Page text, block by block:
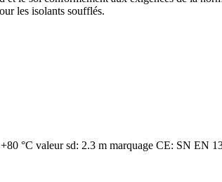
les isolants soufflés.
°C valeur sd: 2.3 m marquage CE: SN EN